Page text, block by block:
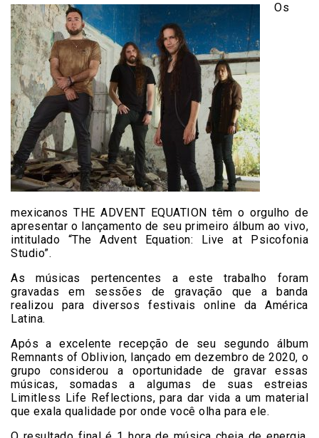
Os
mexicanos THE ADVENT EQUATION têm o orgulho de
apresentar o lançamento de seu primeiro álbum ao vivo,
intitulado “The Advent Equation: Live at Psicofonia
Studio”.
As músicas pertencentes a este trabalho foram
gravadas em sessões de gravação que a banda
realizou para diversos festivais online da América
Latina.
Após a excelente recepção de seu segundo álbum
Remnants of Oblivion, lançado em dezembro de 2020, o
grupo considerou a oportunidade de gravar essas
músicas, somadas a algumas de suas estreias
Limitless Life Reflections, para dar vida a um material
que exala qualidade por onde você olha para ele.